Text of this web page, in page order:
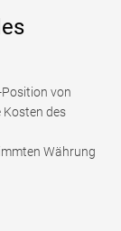
von
Kosten des
Währung